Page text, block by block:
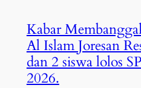
Kabar
Al Islam Joresan
dan 2 siswa lolos
2026.